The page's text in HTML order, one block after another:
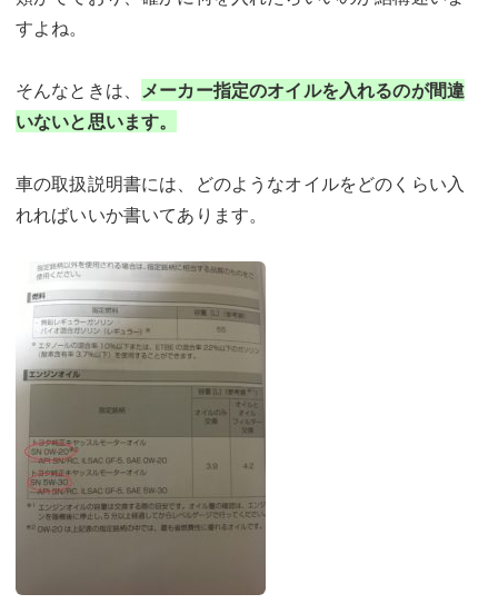
すよね。
そんなときは、 メーカー指定のオイルを入れるのが間違
いないと思います。
車の取扱説明書には、どのようなオイルをどのくらい入
れればいいか書いてあります。